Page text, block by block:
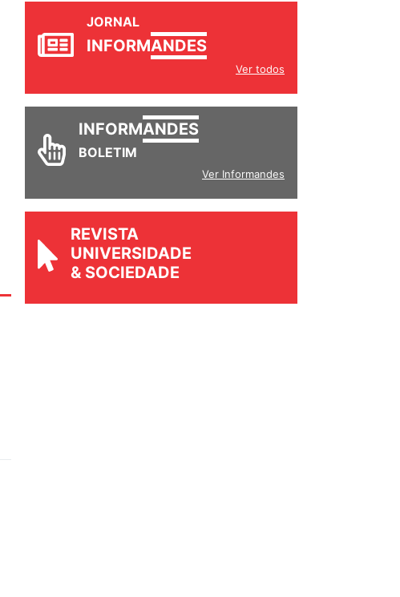
JORNAL
INFORMANDES
Ver todos
INFORMANDES
BOLETIM
Ver Informandes
REVISTA
UNIVERSIDADE
& SOCIEDADE